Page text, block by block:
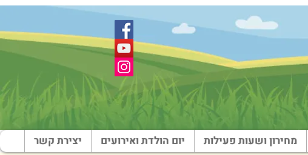
מחירון ושעות פעילות יום הולדת ואירועים יצירת קשר